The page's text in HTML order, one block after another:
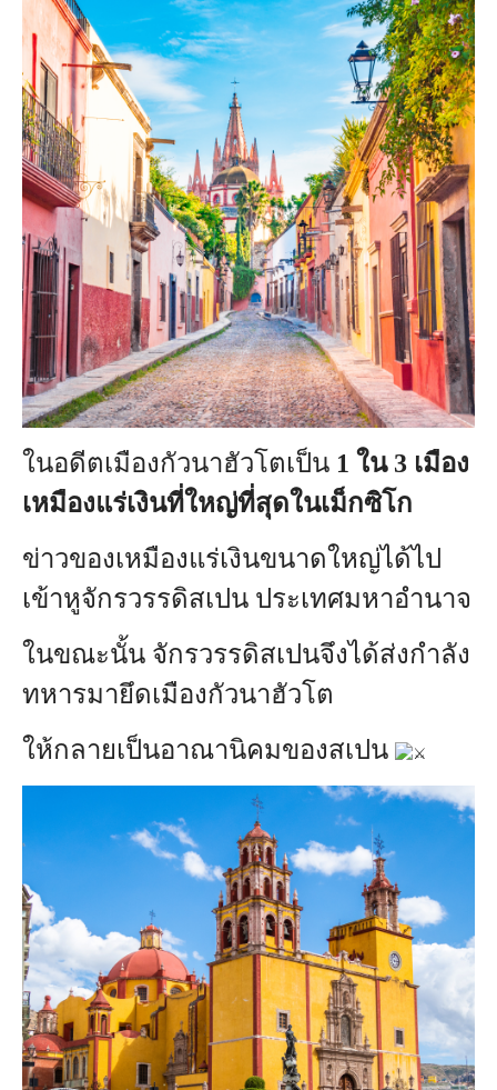
ในอดีตเมืองกัวนาฮัวโตเป็น 1 ใน 3 เมือง
เหมืองแร่เงินที่ใหญ่ที่สุดในเม็กซิโก
ข่าวของเหมืองแร่เงินขนาดใหญ่ได้ไป
เข้าหูจักรวรรดิสเปน ประเทศมหาอำนาจ
ในขณะนั้น จักรวรรดิสเปนจึงได้ส่งกำลัง
ทหารมายึดเมืองกัวนาฮัวโต
ให้กลายเป็นอาณานิคมของสเปน